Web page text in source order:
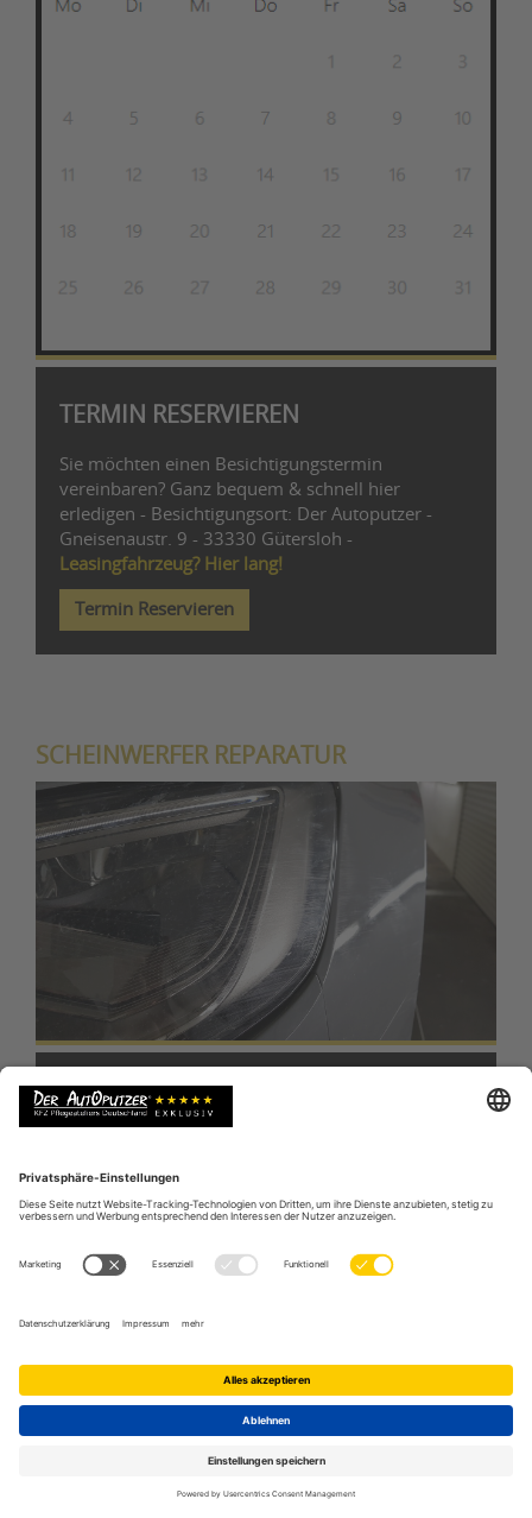
TERMIN RESERVIEREN
Sie möchten einen Besichtigungstermin
vereinbaren? Ganz bequem & schnell hier
erledigen - Besichtigungsort: Der Autoputzer -
Gneisenaustr. 9 - 33330 Gütersloh -
Leasingfahrzeug? Hier lang!
Termin Reservieren
SCHEINWERFER REPARATUR
WIEDER KLARE SICHT
Schrammen, Kratzern, Vergilbung und bei matten
Oberflächen & Co.
LACKKRATZER & SCHRAMMEN